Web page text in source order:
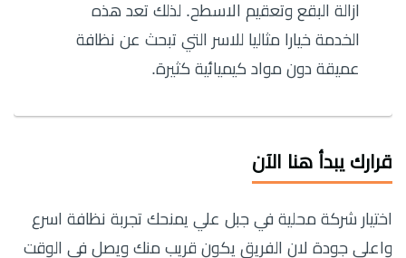
ازالة البقع وتعقيم الاسطح. لذلك تعد هذه
الخدمة خيارا مثاليا للاسر التي تبحث عن نظافة
عميقة دون مواد كيميائية كثيرة.
قرارك يبدأ هنا الآن
اختيار شركة محلية في جبل علي يمنحك تجربة نظافة اسرع
واعلى جودة لان الفريق يكون قريب منك ويصل في الوقت